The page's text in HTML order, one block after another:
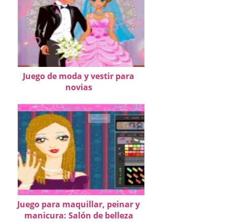
Juego de moda y vestir para
novias
Juego para maquillar, peinar y
manicura: Salón de belleza